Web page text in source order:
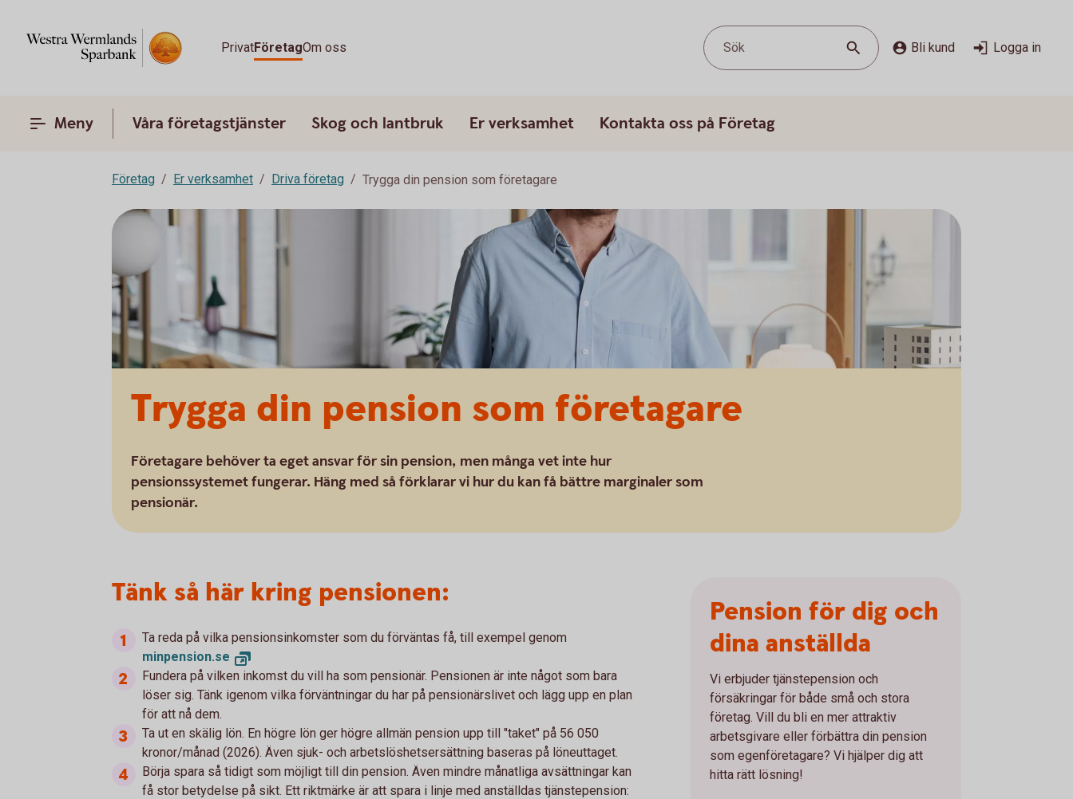
PrivatFöretagOm oss Sök Bli kund Logga in
Meny Våra företagstjänster Skog och lantbruk Er verksamhet Kontakta oss på Företag
Företag Er verksamhet Driva företag Trygga din pension som företagare
Trygga din pension som företagare
Företagare behöver ta eget ansvar för sin pension, men många vet inte hur
pensionssystemet fungerar. Häng med så förklarar vi hur du kan få bättre marginaler som
pensionär.
Tänk så här kring pensionen:
Ta reda på vilka pensionsinkomster som du förväntas få, till exempel genom
minpension.se
Fundera på vilken inkomst du vill ha som pensionär. Pensionen är inte något som bara
löser sig. Tänk igenom vilka förväntningar du har på pensionärslivet och lägg upp en plan
för att nå dem.
Ta ut en skälig lön. En högre lön ger högre allmän pension upp till "taket" på 56 050
kronor/månad (2026). Även sjuk- och arbetslöshetsersättning baseras på löneuttaget.
Börja spara så tidigt som möjligt till din pension. Även mindre månatliga avsättningar kan
få stor betydelse på sikt. Ett riktmärke är att spara i linje med anställdas tjänstepension:
Pension för dig och
dina anställda
Vi erbjuder tjänstepension och
försäkringar för både små och stora
företag. Vill du bli en mer attraktiv
arbetsgivare eller förbättra din pension
som egenföretagare? Vi hjälper dig att
hitta rätt lösning!